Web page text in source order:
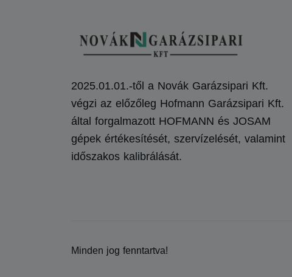
2025.01.01.-től a Novák Garázsipari Kft.
végzi az előzőleg Hofmann Garázsipari Kft.
által forgalmazott HOFMANN és JOSAM
gépek értékesítését, szervízelését, valamint
időszakos kalibrálását.
Minden jog fenntartva!